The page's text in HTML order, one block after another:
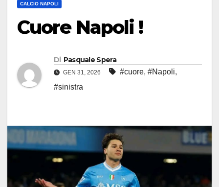
CALCIO NAPOLI
Cuore Napoli !
Di Pasquale Spera
GEN 31, 2026 #cuore, #Napoli,
#sinistra